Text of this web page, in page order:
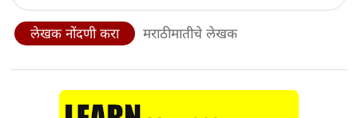
लेखक नोंदणी करा मराठीमातीचे लेखक